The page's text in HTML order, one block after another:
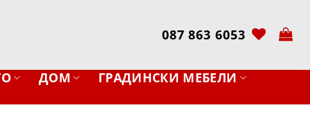
087 863 6053
ДОМ ГРАДИНСКИ МЕБЕЛИ